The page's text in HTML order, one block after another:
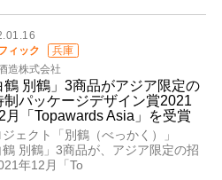
ィック
兵庫
造株式会社
鶴 別鶴」3商品がアジア限定の
制パッケージデザイン賞2021
月「Topawards Asia」を受賞
ェクト「別鶴（べっかく）」
別鶴」3商品が、アジア限定の招
年12月「To